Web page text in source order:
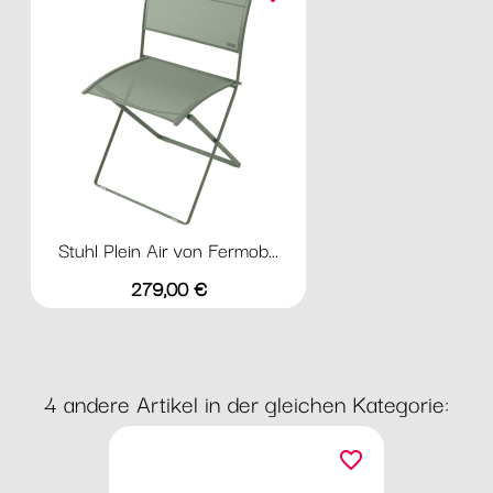
Stuhl Plein Air von Fermob...
Preis
279,00 €
4 andere Artikel in der gleichen Kategorie:
favorite_border